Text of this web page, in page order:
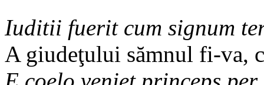
Iuditii fuerit cum signum
A giudeţului sămnul fi-va,